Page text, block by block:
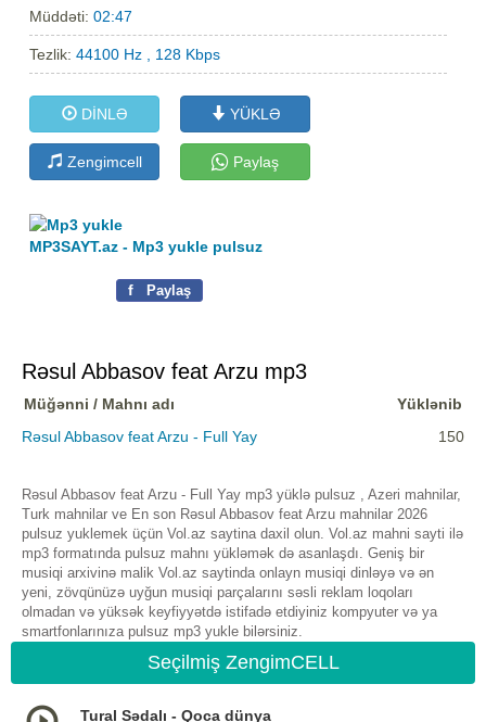
Müddəti:02:47
Tezlik:44100 Hz , 128 Kbps
DİNLƏ YÜKLƏ
Zengimcell Paylaş
MP3SAYT.az - Mp3 yukle pulsuz
f Paylaş
Rəsul Abbasov feat Arzu mp3
Müğənni / Mahnı adı
Yüklənib
Rəsul Abbasov feat Arzu - Full Yay
150
Rəsul Abbasov feat Arzu - Full Yay mp3 yüklə pulsuz , Azeri mahnilar,
Turk mahnilar ve En son Rəsul Abbasov feat Arzu mahnilar 2026
pulsuz yuklemek üçün Vol.az saytina daxil olun. Vol.az mahni sayti ilə
mp3 formatında pulsuz mahnı yükləmək də asanlaşdı. Geniş bir
musiqi arxivinə malik Vol.az saytinda onlayn musiqi dinləyə və ən
yeni, zövqünüzə uyğun musiqi parçalarını səsli reklam loqoları
olmadan və yüksək keyfiyyətdə istifadə etdiyiniz kompyuter və ya
smartfonlarınıza pulsuz mp3 yukle bilərsiniz.
Seçilmiş ZengimCELL
Tural Sədalı - Qoca dünya